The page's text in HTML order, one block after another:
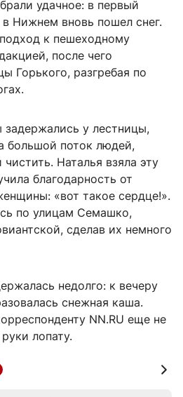
удачное: в первый
Нижнем вновь пошел снег.
к пешеходному
после чего
Горького, разгребая по
у лестницы,
большой поток людей,
Наталья взяла эту
благодарность от
«вот такое сердце!».
по улицам Семашко,
сделав их немного
недолго: к вечеру
снежная каша.
NN.RU еще не
лопату.